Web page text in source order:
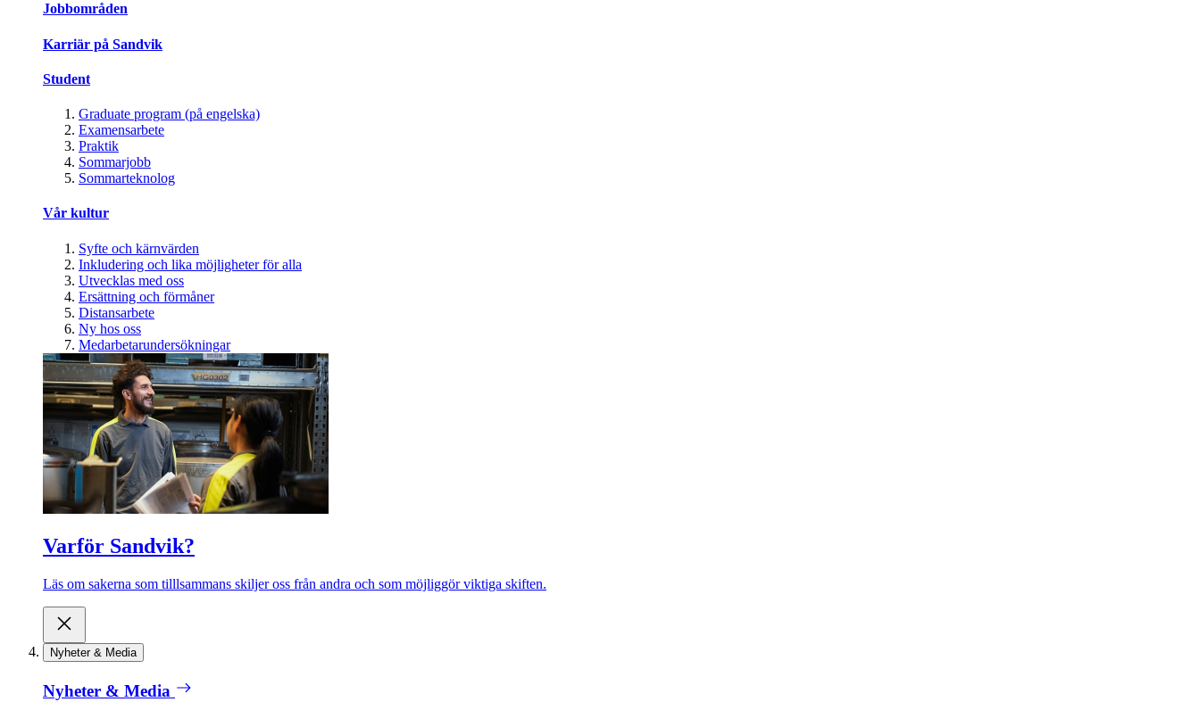
Jobbområden
Karriär på Sandvik
Student
Graduate program (på engelska)
Examensarbete
Praktik
Sommarjobb
Sommarteknolog
Vår kultur
Syfte och kärnvärden
Inkludering och lika möjligheter för alla
Utvecklas med oss
Ersättning och förmåner
Distansarbete
Ny hos oss
Medarbetarundersökningar
Varför Sandvik?
Läs om sakerna som tilllsammans skiljer oss från andra och som möjliggör viktiga skiften.
Nyheter & Media
Nyheter & Media